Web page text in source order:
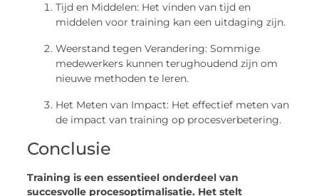
Tijd en Middelen: Het vinden van tijd en
middelen voor training kan een uitdaging zijn.
Weerstand tegen Verandering: Sommige
medewerkers kunnen terughoudend zijn om
nieuwe methoden te leren.
Het Meten van Impact: Het effectief meten van
de impact van training op procesverbetering.
Conclusie
Training is een essentieel onderdeel van
succesvolle procesoptimalisatie. Het stelt